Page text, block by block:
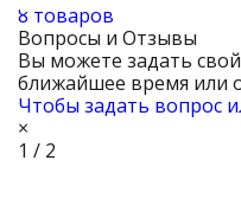
8 товаров
Вопросы и Отзывы
Вы можете задать
ближайшее время или
Чтобы задать вопрос
×
1 / 2